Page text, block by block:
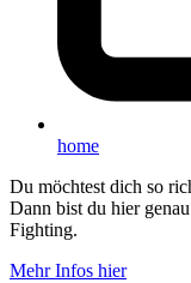
home
Du möchtest dich so
Dann bist du hier
Fighting.
Mehr Infos hier